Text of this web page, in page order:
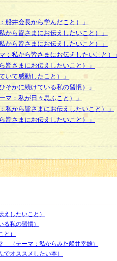
井会長から学んだこと）」
ら皆さまにお伝えしたいこと）」
ら皆さまにお伝えしたいこと）」
：私から皆さまにお伝えしたいこと）
さまにお伝えしたいこと）」
いて感動したこと）」
かに続けている私の習慣）」
マ：私が日々思ふこと）」
から皆さまにお伝えしたいこと）」
さまにお伝えしたいこと）」
したいこと）
私の習慣）
）
（テーマ：私からみた船井幸雄）
オススメしたい本）